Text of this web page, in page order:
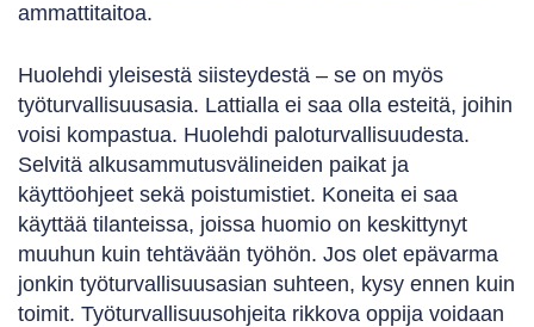
ammattitaitoa.
Huolehdi yleisestä siisteydestä – se on myös
työturvallisuusasia. Lattialla ei saa olla esteitä, joihin
voisi kompastua. Huolehdi paloturvallisuudesta.
Selvitä alkusammutusvälineiden paikat ja
käyttöohjeet sekä poistumistiet. Koneita ei saa
käyttää tilanteissa, joissa huomio on keskittynyt
muuhun kuin tehtävään työhön. Jos olet epävarma
jonkin työturvallisuusasian suhteen, kysy ennen kuin
toimit. Työturvallisuusohjeita rikkova oppija voidaan